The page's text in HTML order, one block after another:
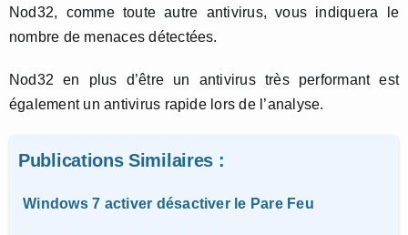
Nod32, comme toute autre antivirus, vous indiquera le
nombre de menaces détectées.
Nod32 en plus d’être un antivirus très performant est
également un antivirus rapide lors de l’analyse.
Publications Similaires :
Windows 7 activer désactiver le Pare Feu